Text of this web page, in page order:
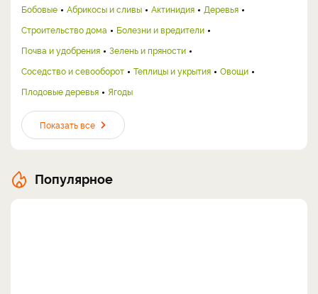
Бобовые Абрикосы и сливы Актинидия
Деревья
Строительство дома
Болезни и вредители
Почва и удобрения
Зелень и пряности
Соседство и севооборот
Теплицы и укрытия
Овощи
Плодовые деревья
Ягоды
Показать все
Популярное